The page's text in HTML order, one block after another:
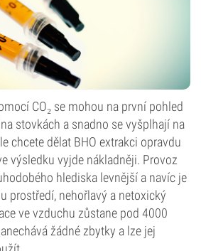
CO₂ se mohou na první pohled
stovkách a snadno se vyšplhají na
chcete dělat BHO extrakci opravdu
výsledku vyjde nákladněji. Provoz
hlediska levnější a navíc je
prostředí, nehořlavý a netoxický
ve vzduchu zůstane pod 4000
žádné zbytky a lze jej